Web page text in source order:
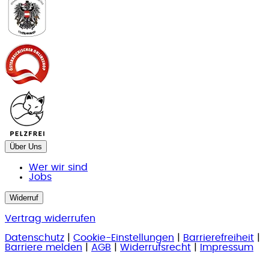
Über Uns
Wer wir sind
Jobs
Widerruf
Vertrag widerrufen
Datenschutz
Cookie-Einstellungen Barrierefreiheit
Barriere melden
AGB Widerrufsrecht Impressum